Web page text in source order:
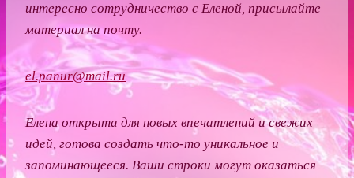
интересно сотрудничество с Еленой, присылайте
материал на почту.
el.panur@mail.ru
Елена открыта для новых впечатлений и свежих
идей, готова создать что-то уникальное и
запоминающееся. Ваши строки могут оказаться